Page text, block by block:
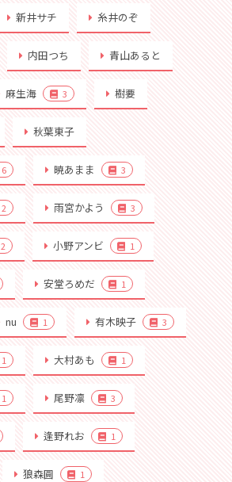
新井サチ 糸井のぞ
内田つち 青山あると
麻生海 3 樹要
秋葉東子
6 暁あまま 3
2 雨宮かよう 3
2 小野アンビ 1
安堂ろめだ 1
nu 1 有木映子 3
1 大村あも 1
1 尾野凛 3
逢野れお 1
狼森圓 1